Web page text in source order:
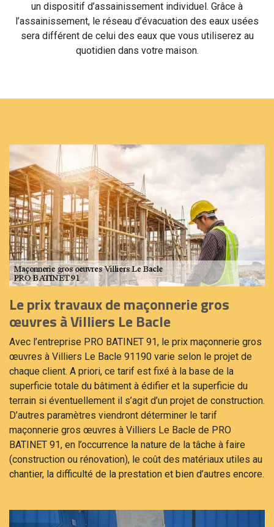
un dispositif d’assainissement individuel. Grâce à
l’assainissement, le réseau d’évacuation des eaux usées
sera différent de celui des eaux que vous utiliserez au
quotidien dans votre maison.
Le prix travaux de maçonnerie gros
œuvres à Villiers Le Bacle
Avec l’entreprise PRO BATINET 91, le prix maçonnerie gros
œuvres à Villiers Le Bacle 91190 varie selon le projet de
chaque client. A priori, ce tarif est fixé à la base de la
superficie totale du bâtiment à édifier et la superficie du
terrain si éventuellement il s’agit d’un projet de construction.
D’autres paramètres viendront déterminer le tarif
maçonnerie gros œuvres à Villiers Le Bacle de PRO
BATINET 91, en l’occurrence la nature de la tâche à faire
(construction ou rénovation), le coût des matériaux utiles au
chantier, la difficulté de la prestation et bien d’autres encore.